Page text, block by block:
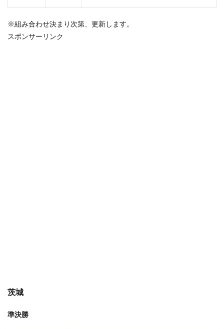
※組み合わせ決まり次第、更新します。
スポンサーリンク
茨城
準決勝